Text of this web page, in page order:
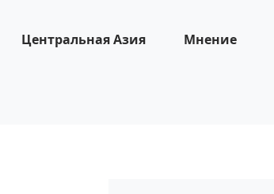
Центральная Азия Мнение